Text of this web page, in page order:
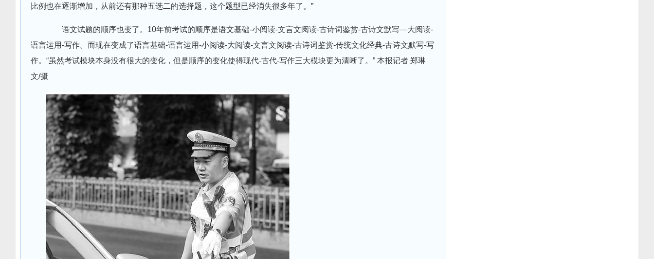
比例也在逐渐增加，从前还有那种五选二的选择题，这个题型已经消失很多年了。”
语文试题的顺序也变了。10年前考试的顺序是语文基础-小阅读-文言文阅读-古诗词鉴赏-古诗文默写—大阅读-
语言运用-写作。而现在变成了语言基础-语言运用-小阅读-大阅读-文言文阅读-古诗词鉴赏-传统文化经典-古诗文默写-写
作。“虽然考试模块本身没有很大的变化，但是顺序的变化使得现代-古代-写作三大模块更为清晰了。” 本报记者 郑琳
文/摄